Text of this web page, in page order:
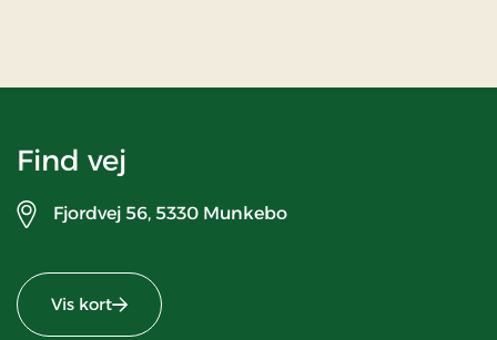
Find vej
Fjordvej 56, 5330 Munkebo
Vis kort